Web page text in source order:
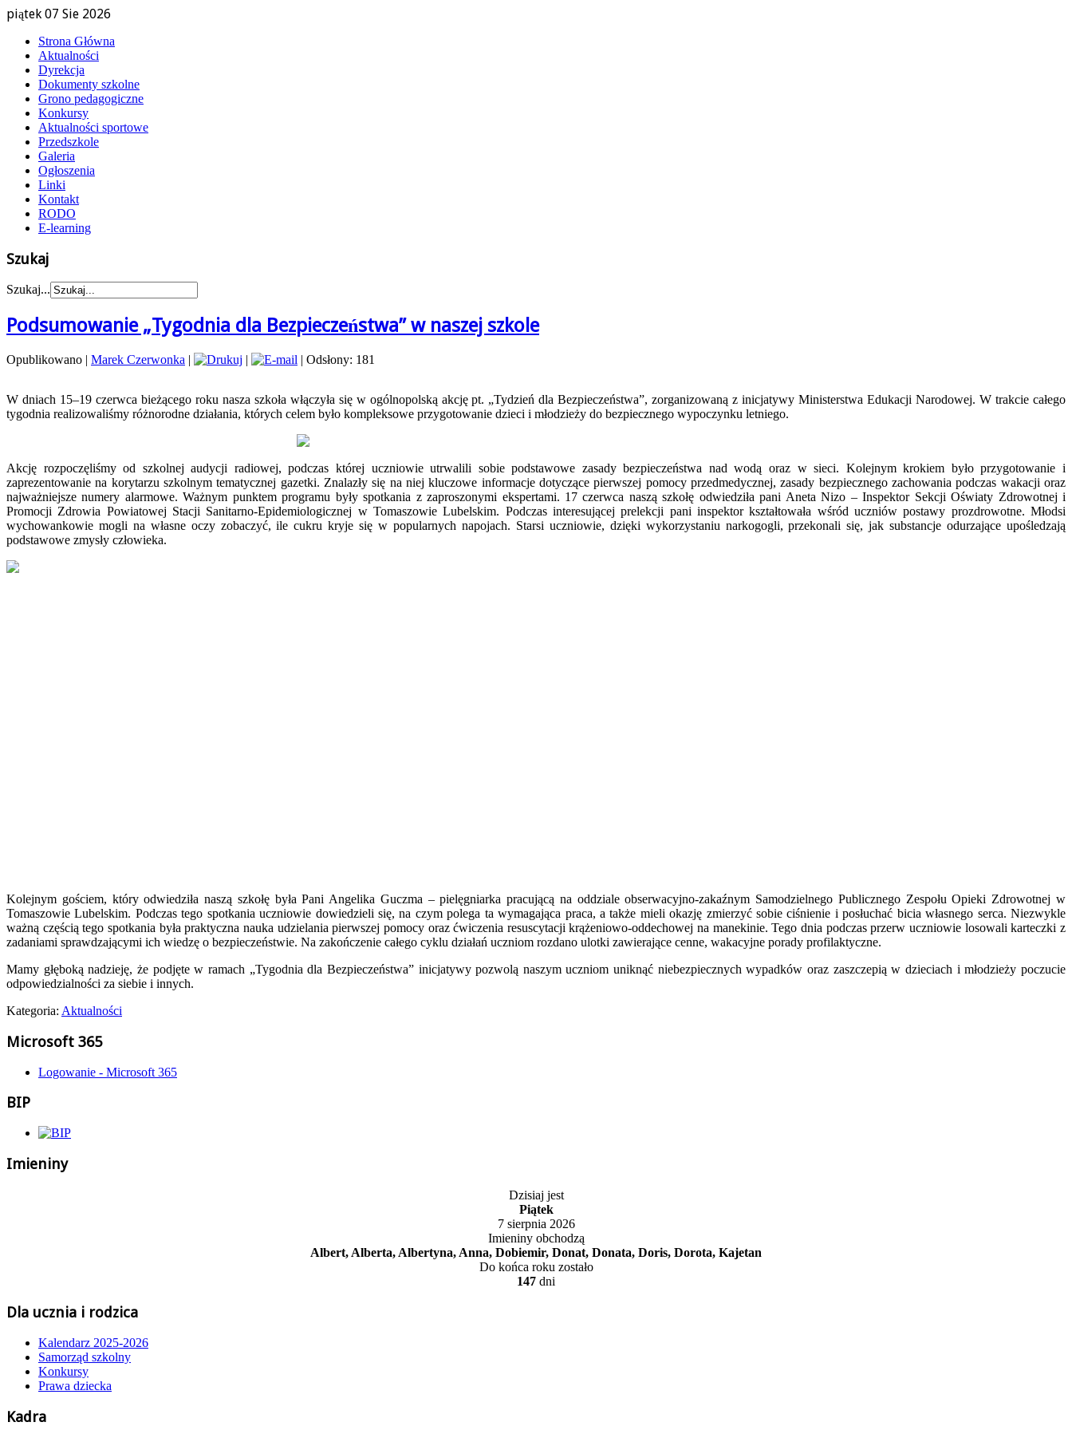
piątek 07 Sie 2026
Strona Główna
Aktualności
Dyrekcja
Dokumenty szkolne
Grono pedagogiczne
Konkursy
Aktualności sportowe
Przedszkole
Galeria
Ogłoszenia
Linki
Kontakt
RODO
E-learning
Szukaj
Szukaj...
Podsumowanie „Tygodnia dla Bezpieczeństwa” w naszej szkole
Opublikowano | Marek Czerwonka | | | Odsłony: 181
W dniach 15–19 czerwca bieżącego roku nasza szkoła włączyła się w ogólnopolską akcję pt. „Tydzień dla Bezpieczeństwa”, zorganizowaną z inicjatywy Ministerstwa Edukacji Narodowej. W trakcie całego
tygodnia realizowaliśmy różnorodne działania, których celem było kompleksowe przygotowanie dzieci i młodzieży do bezpiecznego wypoczynku letniego.
Akcję rozpoczęliśmy od szkolnej audycji radiowej, podczas której uczniowie utrwalili sobie podstawowe zasady bezpieczeństwa nad wodą oraz w sieci. Kolejnym krokiem było przygotowanie i
zaprezentowanie na korytarzu szkolnym tematycznej gazetki. Znalazły się na niej kluczowe informacje dotyczące pierwszej pomocy przedmedycznej, zasady bezpiecznego zachowania podczas wakacji oraz
najważniejsze numery alarmowe. Ważnym punktem programu były spotkania z zaproszonymi ekspertami. 17 czerwca naszą szkołę odwiedziła pani Aneta Nizo – Inspektor Sekcji Oświaty Zdrowotnej i
Promocji Zdrowia Powiatowej Stacji Sanitarno-Epidemiologicznej w Tomaszowie Lubelskim. Podczas interesującej prelekcji pani inspektor kształtowała wśród uczniów postawy prozdrowotne. Młodsi
wychowankowie mogli na własne oczy zobaczyć, ile cukru kryje się w popularnych napojach. Starsi uczniowie, dzięki wykorzystaniu narkogogli, przekonali się, jak substancje odurzające upośledzają
podstawowe zmysły człowieka.
Kolejnym gościem, który odwiedziła naszą szkołę była Pani Angelika Guczma – pielęgniarka pracującą na oddziale obserwacyjno-zakaźnym Samodzielnego Publicznego Zespołu Opieki Zdrowotnej w
Tomaszowie Lubelskim. Podczas tego spotkania uczniowie dowiedzieli się, na czym polega ta wymagająca praca, a także mieli okazję zmierzyć sobie ciśnienie i posłuchać bicia własnego serca. Niezwykle
ważną częścią tego spotkania była praktyczna nauka udzielania pierwszej pomocy oraz ćwiczenia resuscytacji krążeniowo-oddechowej na manekinie. Tego dnia podczas przerw uczniowie losowali karteczki z
zadaniami sprawdzającymi ich wiedzę o bezpieczeństwie. Na zakończenie całego cyklu działań uczniom rozdano ulotki zawierające cenne, wakacyjne porady profilaktyczne.
Mamy głęboką nadzieję, że podjęte w ramach „Tygodnia dla Bezpieczeństwa” inicjatywy pozwolą naszym uczniom uniknąć niebezpiecznych wypadków oraz zaszczepią w dzieciach i młodzieży poczucie
odpowiedzialności za siebie i innych.
Kategoria: Aktualności
Microsoft 365
Logowanie - Microsoft 365
BIP
Imieniny
Dzisiaj jest
Piątek
7 sierpnia 2026
Imieniny obchodzą
Albert, Alberta, Albertyna, Anna, Dobiemir, Donat, Donata, Doris, Dorota, Kajetan
Do końca roku zostało
147 dni
Dla ucznia i rodzica
Kalendarz 2025-2026
Samorząd szkolny
Konkursy
Prawa dziecka
Kadra